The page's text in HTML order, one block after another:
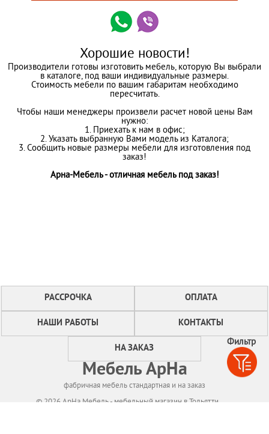
Фильтр
Хорошие новости!
Производители готовы изготовить мебель, которую Вы выбрали
в каталоге, под ваши индивидуальные размеры.
Стоимость мебели по вашим габаритам необходимо
пересчитать.
Чтобы наши менеджеры произвели расчет новой цены Вам
нужно:
1. Приехать к нам в офис;
2. Указать выбранную Вами модель из Каталога;
3. Сообщить новые размеры мебели для изготовления под
заказ!
Арна-Мебель - отличная мебель под заказ!
РАССРОЧКА ОПЛАТА
НАШИ РАБОТЫ КОНТАКТЫ
НА ЗАКАЗ
Мебель АрНа
фабричная мебель стандартная и на заказ
© 2026 АрНа Мебель - мебельный магазин в Тольятти